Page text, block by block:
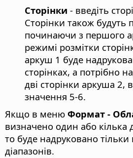
Сторінки - введіть
Сторінки також будуть
починаючи з першого
режимі розмітки
аркуш 1 буде
сторінках, а потрібно
дві сторінки аркуша 2,
значення 5-6.
Якщо в меню Формат -
визначено один або кілька
то буде надруковано тільки
діапазонів.